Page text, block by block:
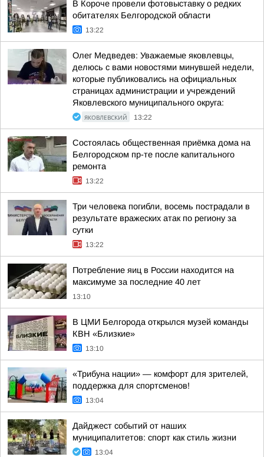
В Короче провели фотовыставку о редких
обитателях Белгородской области
13:22
Олег Медведев: Уважаемые яковлевцы,
делюсь с вами новостями минувшей недели,
которые публиковались на официальных
страницах администрации и учреждений
Яковлевского муниципального округа:
ЯКОВЛЕВСКИЙ 13:22
Состоялась общественная приёмка дома на
Белгородском пр-те после капитального
ремонта
13:22
Три человека погибли, восемь пострадали в
результате вражеских атак по региону за
сутки
13:22
Потребление яиц в России находится на
максимуме за последние 40 лет
13:10
В ЦМИ Белгорода открылся музей команды
КВН «Близкие»
13:10
«Трибуна нации» — комфорт для зрителей,
поддержка для спортсменов!
13:04
Дайджест событий от наших
муниципалитетов: спорт как стиль жизни
13:04